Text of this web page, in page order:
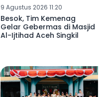
9 Agustus 2026 11:20
Besok, Tim Kemenag
Gelar Gebermas di Masjid
Al-Ijtihad Aceh Singkil